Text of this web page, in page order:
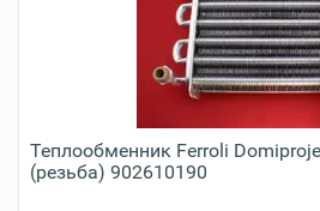
Теплообменник Ferroli
(резьба) 902610190